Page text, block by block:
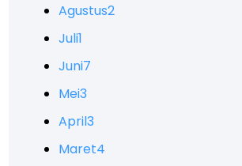
Agustus2
Juli1
Juni7
Mei3
April3
Maret4